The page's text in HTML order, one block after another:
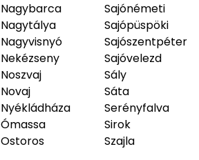
Nagybarca
Nagytálya
Nagyvisnyó
Nekézseny
Noszvaj
Novaj
Nyékládháza
Ómassa
Ostoros
Sajónémeti
Sajópüspöki
Sajószentpéter
Sajóvelezd
Sály
Sáta
Serényfalva
Sirok
Szajla